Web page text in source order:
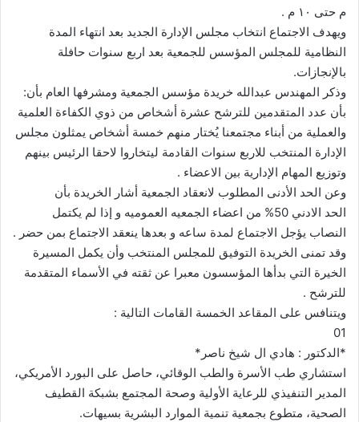
م حتى ١٠ م .
ويهدف الاجتماع انتخاب مجلس الإدارة الجديد بعد انتهاء المدة
النظامية للمجلس المؤسس للجمعية بعد اربع سنوات حافلة
بالإنجازات.
وذكر المهندس عبدالله خريدة مؤسس الجمعية ومشرفها العام بأن:
بأن عدد المتقدمين للترشح عشرة أشخاص من ذوي الكفاءة العلمية
والعملية من أبناء مجتمعنا يُختار منهم خمسة أشخاص يمثلون مجلس
الإدارة المنتخب للاربع سنوات القادمة ليتخاروا لاحقا الرئيس بينهم
وتوزيع المهام الإدارية بين الاعضاء .
وعن الحد الأدنى المطلوب لانعقاد الجمعية أشار الخريدة بأن
الحد الادني 50% من اعضاء الجمعيه العموميه و إذا لم يكتمل
النصاب يؤجل الاجتماع لمدة ساعه و بعدها ينعقد الاجتماع بمن حضر .
وقد تمنى الخريدة التوفيق للمجلس المنتخب وأن يكمل المسيرة
الخيرة التي بدأها المؤسسون معبرا عن ثقته في الأسماء المتقدمة
للترشح .
ويتنافس على المقاعد الخمسة القامات التالية :
01
*الدكتور : هادي ال شيخ ناصر*
استشاري طب الأسرة والطب الوقائي، حاصل على البورد الأمريكي،
المدير التنفيذي للرعاية الأولية وصحة المجتمع بشبكة القطيف
الصحية، متطوع بجمعية تنمية الموارد البشرية بسيهات.